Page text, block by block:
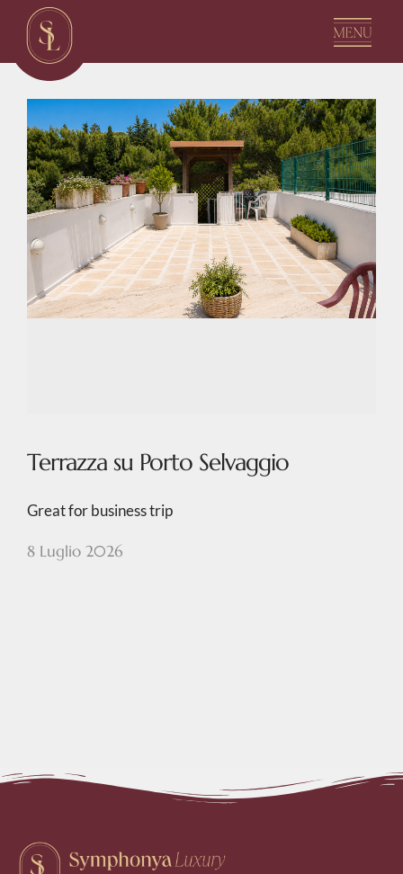
Terrazza su Porto Selvaggio
Great for business trip
8 Luglio 2026